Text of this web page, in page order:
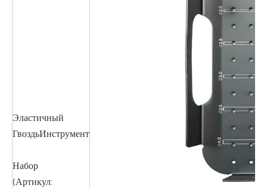
Эластичный
ГвоздьИнструмент
Набор
(Артикул: